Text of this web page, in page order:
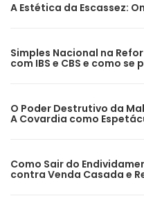
A Estética da Escassez:
Simples Nacional na
com IBS e CBS e como se
O Poder Destrutivo da
A Covardia como
Como Sair do
contra Venda Casada e